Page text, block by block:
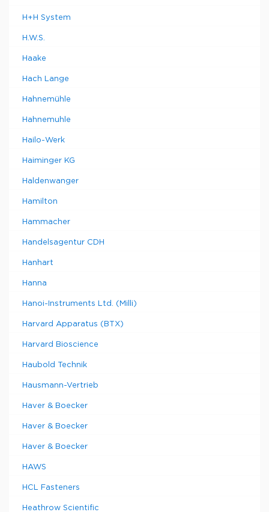
H+H System
H.W.S.
Haake
Hach Lange
Hahnemühle
Hahnemuhle
Hailo-Werk
Haiminger KG
Haldenwanger
Hamilton
Hammacher
Handelsagentur CDH
Hanhart
Hanna
Hanoi-Instruments Ltd. (Milli)
Harvard Apparatus (BTX)
Harvard Bioscience
Haubold Technik
Hausmann-Vertrieb
Haver & Boecker
Haver & Boecker
Haver & Boecker
HAWS
HCL Fasteners
Heathrow Scientific